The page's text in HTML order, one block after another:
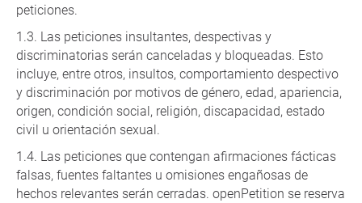
peticiones.
Las peticiones insultantes, despectivas y
discriminatorias serán canceladas y bloqueadas. Esto
incluye, entre otros, insultos, comportamiento despectivo
y discriminación por motivos de género, edad, apariencia,
origen, condición social, religión, discapacidad, estado
civil u orientación sexual.
Las peticiones que contengan afirmaciones fácticas
falsas, fuentes faltantes u omisiones engañosas de
hechos relevantes serán cerradas. openPetition se reserva